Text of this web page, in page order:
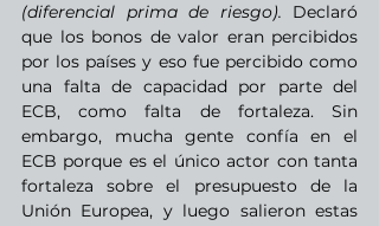
(diferencial prima de riesgo). Declaró
que los bonos de valor eran percibidos
por los países y eso fue percibido como
una falta de capacidad por parte del
ECB, como falta de fortaleza. Sin
embargo, mucha gente confía en el
ECB porque es el único actor con tanta
fortaleza sobre el presupuesto de la
Unión Europea, y luego salieron estas